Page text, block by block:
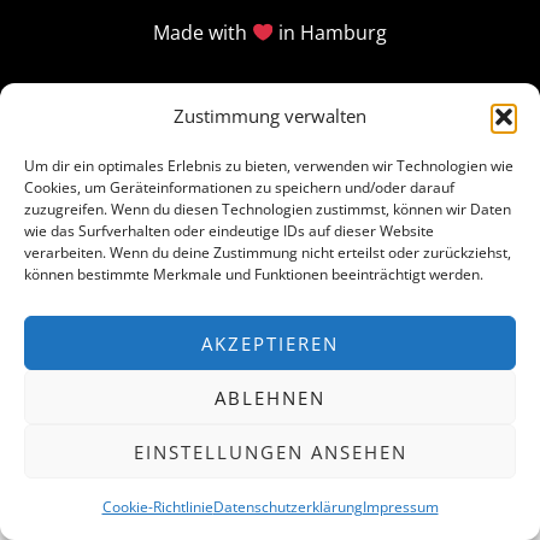
Zustimmung verwalten
Um dir ein optimales Erlebnis zu bieten, verwenden wir Technologien wie
Cookies, um Geräteinformationen zu speichern und/oder darauf
zuzugreifen. Wenn du diesen Technologien zustimmst, können wir Daten
wie das Surfverhalten oder eindeutige IDs auf dieser Website
verarbeiten. Wenn du deine Zustimmung nicht erteilst oder zurückziehst,
können bestimmte Merkmale und Funktionen beeinträchtigt werden.
AKZEPTIEREN
ABLEHNEN
EINSTELLUNGEN ANSEHEN
Cookie-RichtlinieDatenschutzerklärungImpressum
Made with in Hamburg